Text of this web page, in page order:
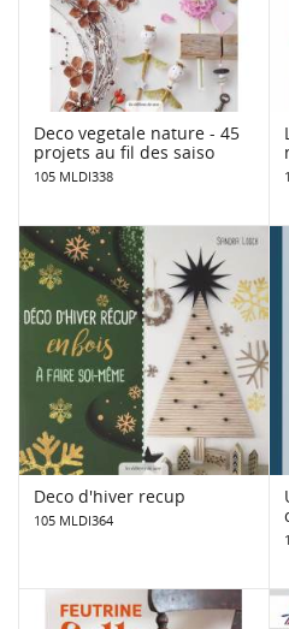
Deco vegetale nature - 45
projets au fil des saiso
105 MLDI338
Deco d'hiver recup
105 MLDI364